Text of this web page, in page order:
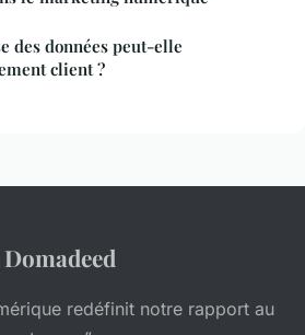
des données peut-elle
client ?
Domadeed
redéfinit notre rapport au